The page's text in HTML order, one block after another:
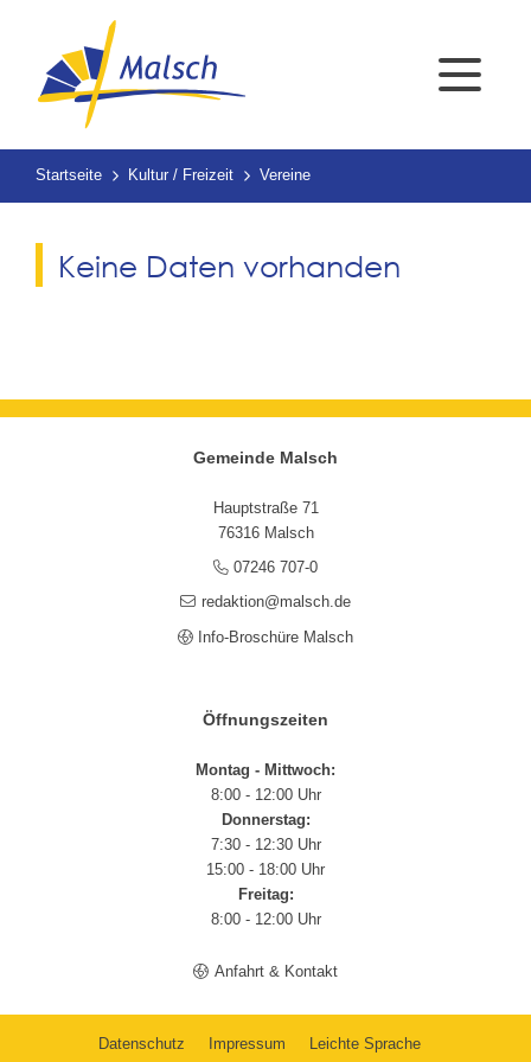
Startseite Kultur / Freizeit Vereine
Keine Daten vorhanden
Gemeinde Malsch
Hauptstraße 71
76316 Malsch
07246 707-0
redaktion@malsch.de
Info-Broschüre Malsch
Öffnungszeiten
Montag - Mittwoch:
8:00 - 12:00 Uhr
Donnerstag:
7:30 - 12:30 Uhr
15:00 - 18:00 Uhr
Freitag:
8:00 - 12:00 Uhr
Anfahrt & Kontakt
Datenschutz Impressum Leichte Sprache